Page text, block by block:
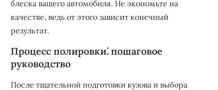
блеска вашего автомобиля. Не экономьте на
качестве‚ ведь от этого зависит конечный
результат.
Процесс полировки⁚ пошаговое
руководство
После тщательной подготовки кузова и выбора